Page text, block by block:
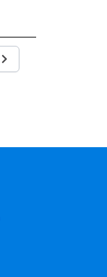
Siguiente